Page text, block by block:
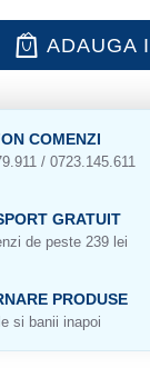
ADAUGA
COMENZI
/ 0723.145.611
GRATUIT
de peste 239 lei
PRODUSE
si banii inapoi